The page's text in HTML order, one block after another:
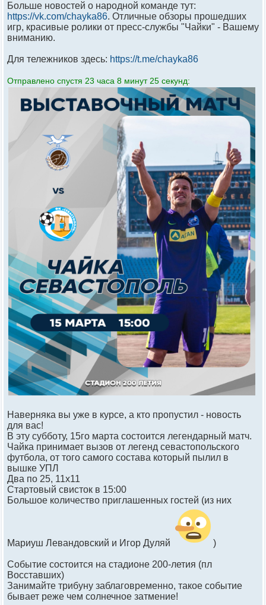
Больше новостей о народной команде тут:
https://vk.com/chayka86. Отличные обзоры прошедших
игр, красивые ролики от пресс-службы "Чайки" - Вашему
вниманию.
Для тележников здесь: https://t.me/chayka86
Отправлено спустя 23 часа 8 минут 25 секунд:
Наверняка вы уже в курсе, а кто пропустил - новость
для вас!
В эту субботу, 15го марта состоится легендарный матч.
Чайка принимает вызов от легенд севастопольского
футбола, от того самого состава который пылил в
вышке УПЛ
Два по 25, 11х11
Стартовый свисток в 15:00
Большое количество приглашенных гостей (из них
Мариуш Левандовский и Игор Дуляй )
Событие состоится на стадионе 200-летия (пл
Восставших)
Занимайте трибуну заблаговременно, такое событие
бывает реже чем солнечное затмение!